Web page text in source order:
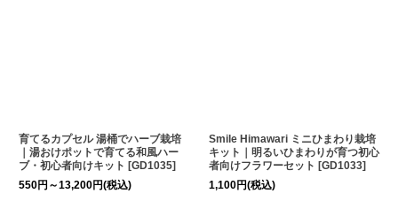
育てるカプセル 湯桶でハーブ栽培
｜湯おけポットで育てる和風ハー
ブ・初心者向けキット [GD1035]
550円 ～13,200円(税込)
Smile Himawari ミニひまわり栽培
キット｜明るいひまわりが育つ初心
者向けフラワーセット [GD1033]
1,100円(税込)